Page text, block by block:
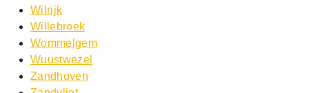
Wilrijk
Willebroek
Wommelgem
Wuustwezel
Zandhoven